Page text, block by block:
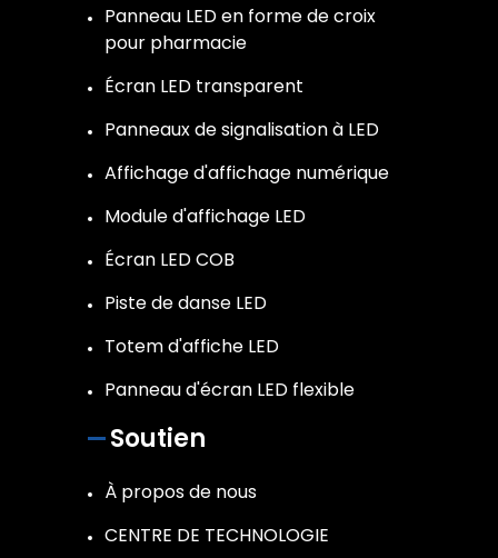
Panneau LED en forme de croix
pour pharmacie
Écran LED transparent
Panneaux de signalisation à LED
Affichage d'affichage numérique
Module d'affichage LED
Écran LED COB
Piste de danse LED
Totem d'affiche LED
Panneau d'écran LED flexible
Soutien
À propos de nous
CENTRE DE TECHNOLOGIE